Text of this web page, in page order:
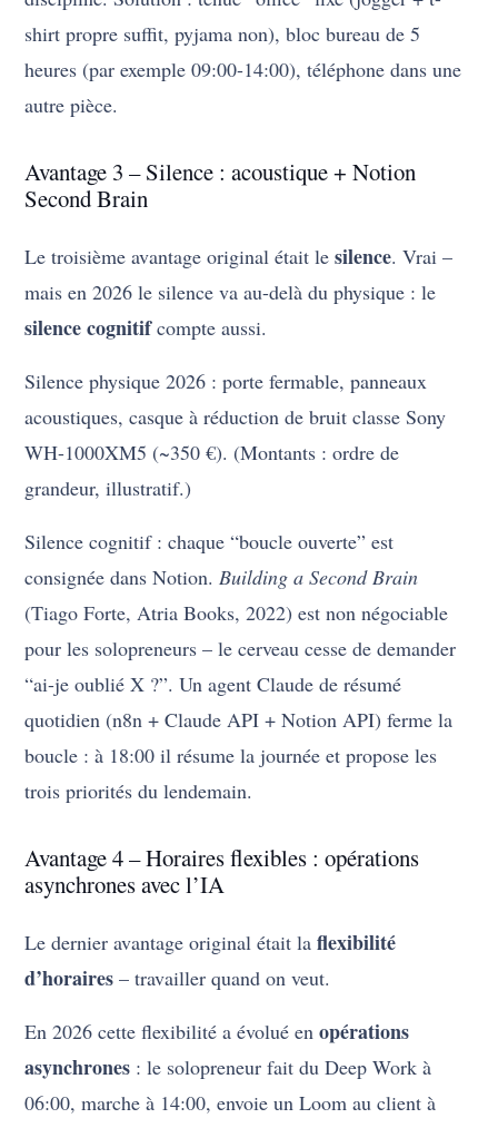
shirt propre suffit, pyjama non), bloc bureau de 5
heures (par exemple 09:00-14:00), téléphone dans une
autre pièce.
Avantage 3 – Silence : acoustique + Notion
Second Brain
Le troisième avantage original était lesilence. Vrai –
mais en 2026 le silence va au-delà du physique : le
silence cognitifcompte aussi.
Silence physique 2026 : porte fermable, panneaux
acoustiques, casque à réduction de bruit classe Sony
WH-1000XM5 (~350 €). (Montants : ordre de
grandeur, illustratif.)
Silence cognitif : chaque “boucle ouverte” est
consignée dans Notion. Building a Second Brain
(Tiago Forte, Atria Books, 2022) est non négociable
pour les solopreneurs – le cerveau cesse de demander
“ai-je oublié X ?”. Un agent Claude de résumé
quotidien (n8n + Claude API + Notion API) ferme la
boucle : à 18:00 il résume la journée et propose les
trois priorités du lendemain.
Avantage 4 – Horaires flexibles : opérations
asynchrones avec l’IA
Le dernier avantage original était laflexibilité
d’horaires – travailler quand on veut.
En 2026 cette flexibilité a évolué enopérations
asynchrones : le solopreneur fait du Deep Work à
06:00, marche à 14:00, envoie un Loom au client à